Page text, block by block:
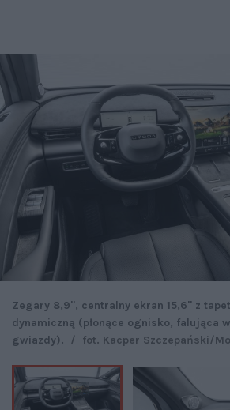
Zegary 8,9'', centralny ekran 15,6'' z
dynamiczną (płonące ognisko, falująca
gwiazdy). / fot. Kacper Szczepański/